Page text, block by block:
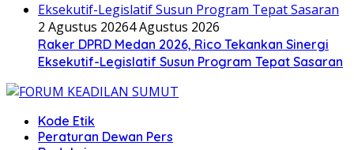
2 Agustus 20264 Agustus 2026
Raker DPRD Medan 2026, Rico Tekankan Sinergi
Eksekutif-Legislatif Susun Program Tepat Sasaran
Kode Etik
Peraturan Dewan Pers